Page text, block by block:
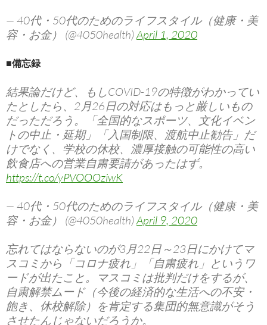
— 40代・50代のためのライフスタイル（健康・美
容・お金） (@4050health)April 1, 2020
■備忘録
結果論だけど、もしCOVID-19の特徴がわかってい
たとしたら、2月26日の対応はもっと厳しいもの
だっただろう。「全国的なスポーツ、文化イベン
トの中止・延期」「入国制限、渡航中止勧告」だ
けでなく、学校の休校、濃厚接触の可能性の高い
飲食店への営業自粛要請があったはず。
https://t.co/yPVOOOziwK
— 40代・50代のためのライフスタイル（健康・美
容・お金） (@4050health)April 9, 2020
忘れてはならないのが3月22日～23日にかけてマ
スコミから「コロナ疲れ」「自粛疲れ」というワ
ードが出たこと。マスコミは批判だけをするが、
自粛解禁ムード（今後の経済的な生活への不安・
飽き、休校解除）を肯定する集団的無意識がそう
させたんじゃないだろうか。